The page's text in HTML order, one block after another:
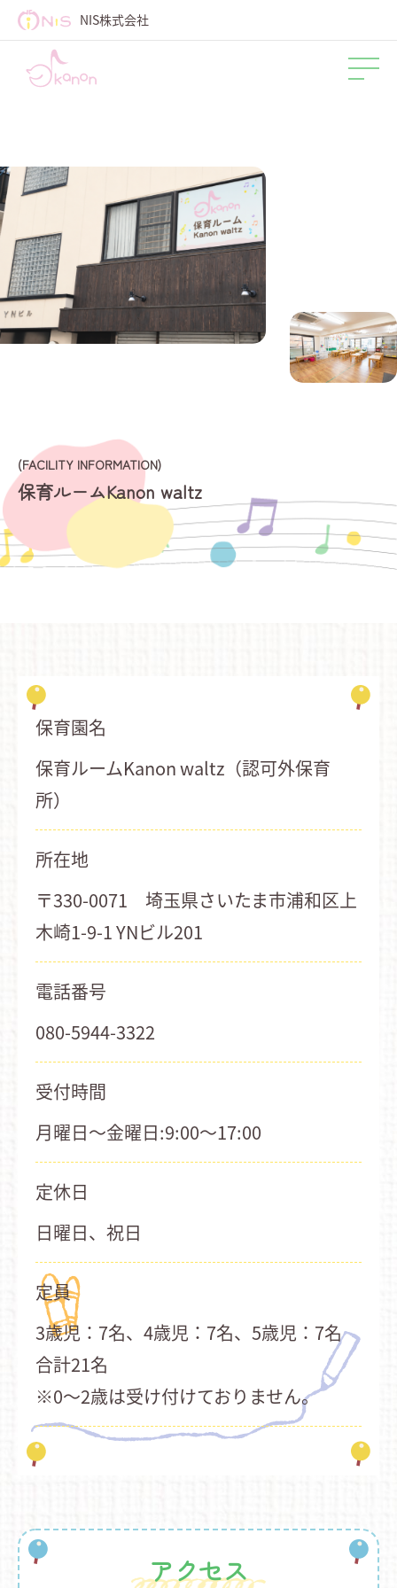
NIS株式会社
(FACILITY INFORMATION)
保育ルームKanon waltz
保育園名
保育ルームKanon waltz（認可外保育
所）
所在地
〒330-0071 埼玉県さいたま市浦和区上
木崎1-9-1 YNビル201
電話番号
080-5944-3322
受付時間
月曜日～金曜日:9:00～17:00
定休日
日曜日、祝日
定員
3歳児：7名、4歳児：7名、5歳児：7名
合計21名
※0～2歳は受け付けておりません。
アクセス